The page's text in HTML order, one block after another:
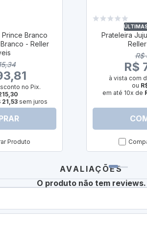
Branco
- Reller
no Pix.
21,53 sem juros
Produto
Prateleira
R$
R$
à vista com
ou
em até 10x de
AVALIAÇÕES
O produto não tem reviews.